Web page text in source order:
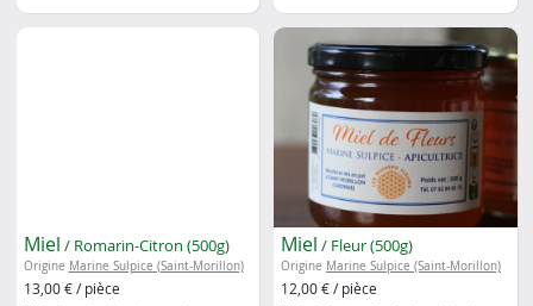
Miel / Romarin-Citron (500g)
Origine Marine Sulpice (Saint-Morillon)
13,00 € / pièce
Miel / Fleur (500g)
Origine Marine Sulpice (Saint-Morillon)
12,00 € / pièce